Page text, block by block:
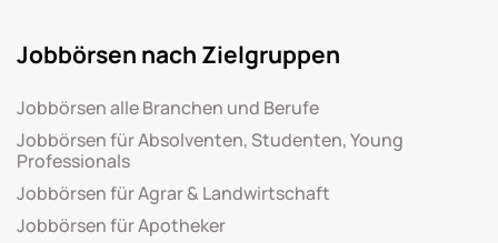
Jobbörsen nach Zielgruppen
Jobbörsen alle Branchen und Berufe
Jobbörsen für Absolventen, Studenten, Young
Professionals
Jobbörsen für Agrar & Landwirtschaft
Jobbörsen für Apotheker